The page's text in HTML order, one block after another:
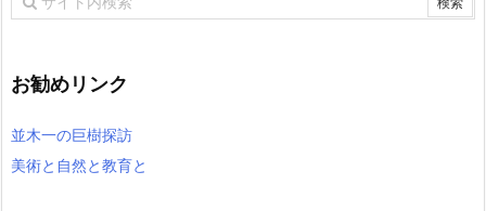
お勧めリンク
並木一の巨樹探訪
美術と自然と教育と